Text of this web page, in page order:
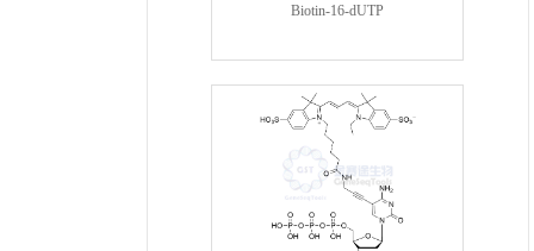
Biotin-16-dUTP